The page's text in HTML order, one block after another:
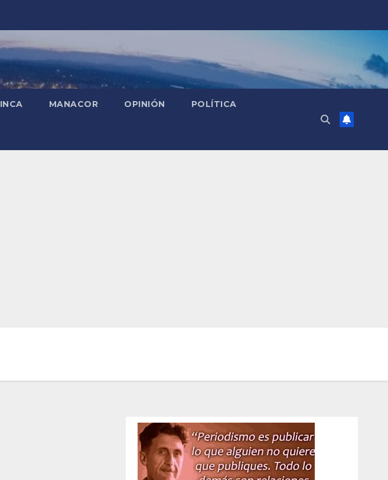
INCA MANACOR OPINIÓN POLÍTICA